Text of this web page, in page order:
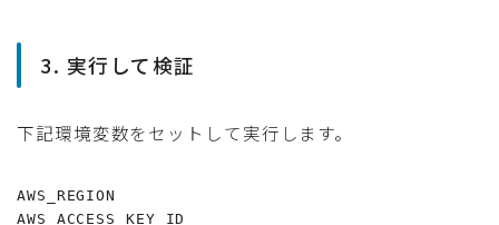
3. 実行して検証
下記環境変数をセットして実行します。
AWS_REGION
AWS_ACCESS_KEY_ID